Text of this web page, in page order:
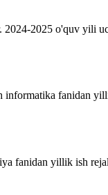
2025 o'quv yili
fanidan
fanidan yillik ish